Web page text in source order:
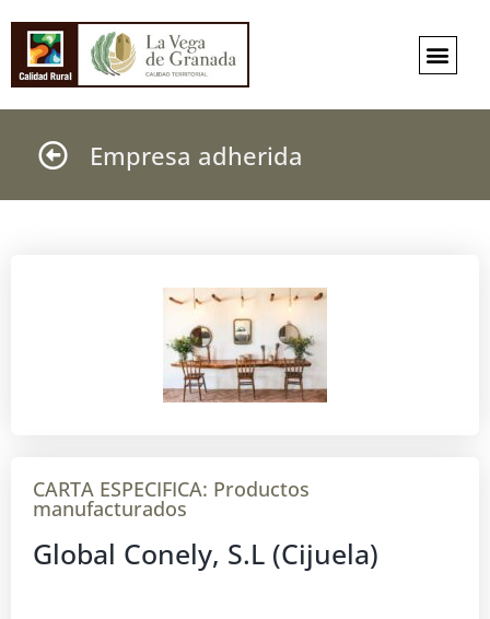
Empresa adherida
CARTA ESPECIFICA: Productos
manufacturados
Global Conely, S.L (Cijuela)